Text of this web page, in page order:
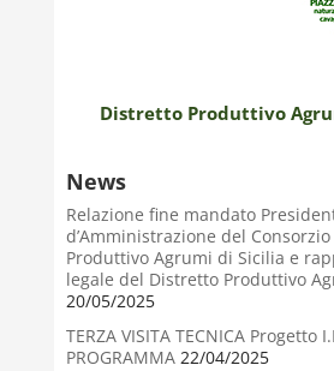
Distretto Produttivo
News
Relazione fine mandato
d’Amministrazione del
Produttivo Agrumi di Sicilia e
legale del Distretto Produttivo
20/05/2025
TERZA VISITA TECNICA Progetto
PROGRAMMA22/04/2025